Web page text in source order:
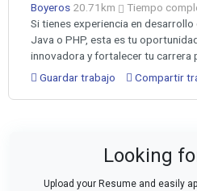
Boyeros 20.71km Tiempo
Si tienes experiencia en
Java o PHP, esta es tu
innovadora y fortalecer tu carrera
Guardar trabajo
Compartir
Looking
Upload your Resume and easily